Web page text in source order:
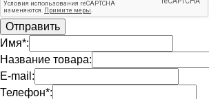
Имя*:
Название товара:
E-mail:
Телефон*: